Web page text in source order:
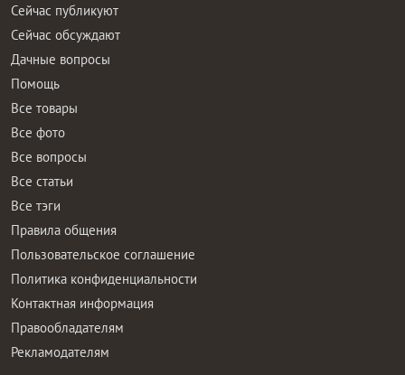
Сейчас публикуют
Сейчас обсуждают
Дачные вопросы
Помощь
Все товары
Все фото
Все вопросы
Все статьи
Все тэги
Правила общения
Пользовательское соглашение
Политика конфиденциальности
Контактная информация
Правообладателям
Рекламодателям